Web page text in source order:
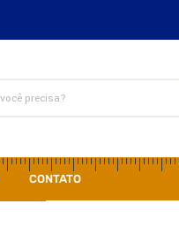
CONTATO